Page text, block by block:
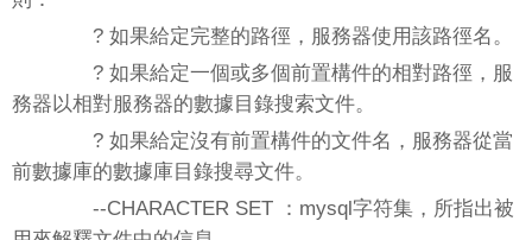
? 如果給定完整的路徑，服務器使用該路徑名。
? 如果給定一個或多個前置構件的相對路徑，服
務器以相對服務器的數據目錄搜索文件。
? 如果給定沒有前置構件的文件名，服務器從當
前數據庫的數據庫目錄搜尋文件。
--CHARACTER SET ：mysql字符集，所指出被